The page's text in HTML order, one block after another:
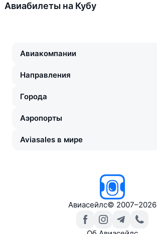
Авиабилеты на Кубу
Авиакомпании
Направления
Города
Аэропорты
Aviasales в мире
Авиасейлс© 2007–2026